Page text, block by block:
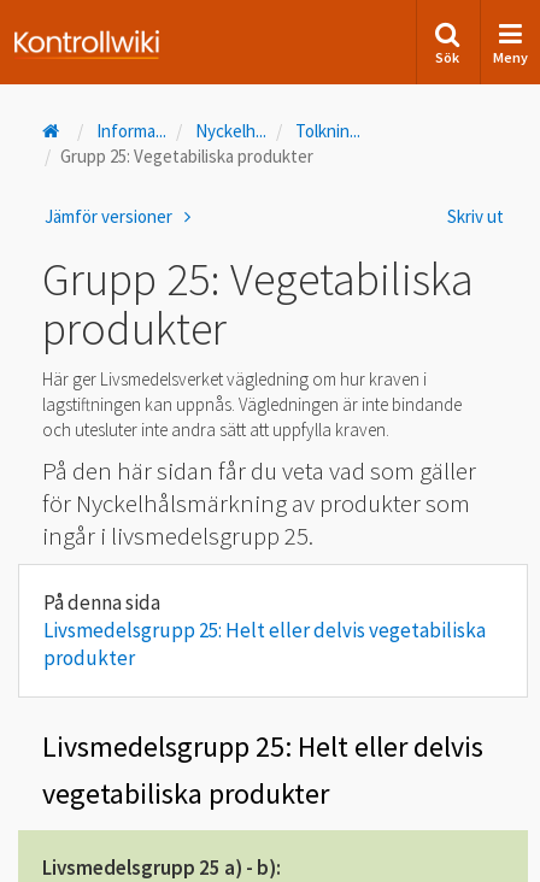
Sök Meny
Informa... Nyckelh... Tolknin...
Grupp 25: Vegetabiliska produkter
Skriv ut
Jämför versioner
Grupp 25: Vegetabiliska
produkter
Här ger Livsmedelsverket vägledning om hur kraven i
lagstiftningen kan uppnås. Vägledningen är inte bindande
och utesluter inte andra sätt att uppfylla kraven.
På den här sidan får du veta vad som gäller
för Nyckelhålsmärkning av produkter som
ingår i livsmedelsgrupp 25.
Livsmedelsgrupp 25: Helt eller delvis vegetabiliska
produkter
Livsmedelsgrupp 25: Helt eller delvis
vegetabiliska produkter
Livsmedelsgrupp 25 a) - b):